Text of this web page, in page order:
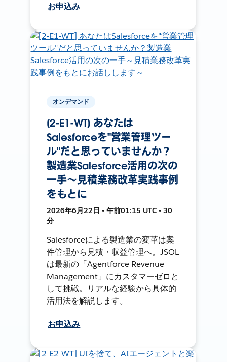
お申込み
オンデマンド
[2-E1-WT] あなたは
Salesforceを"営業管理ツー
ル"だと思っていませんか？
製造業Salesforce活用の次の
一手～見積業務改革実践事例
をもとに
2026年6月22日 • 午前01:15 UTC • 30
分
Salesforceによる製造業の変革は案
件管理から見積・収益管理へ。JSOL
は最新の「Agentforce Revenue
Management」にカスタマーゼロと
して挑戦。リアルな経験から具体的
活用法を解説します。
お申込み